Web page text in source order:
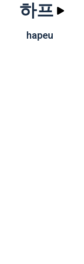
하프
hapeu